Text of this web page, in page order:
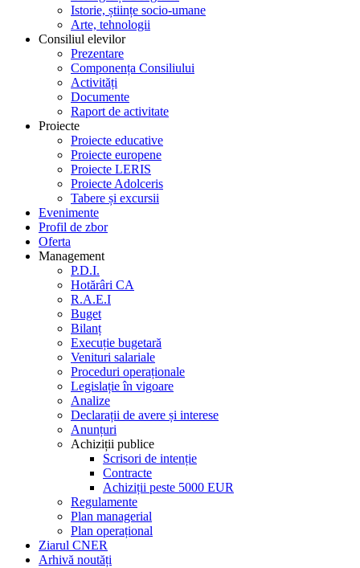
Istorie, științe socio-umane
Arte, tehnologii
Consiliul elevilor
Prezentare
Componența Consiliului
Activități
Documente
Raport de activitate
Proiecte
Proiecte educative
Proiecte europene
Proiecte LERIS
Proiecte Adolceris
Tabere și excursii
Evenimente
Profil de zbor
Oferta
Management
P.D.I.
Hotărâri CA
R.A.E.I
Buget
Bilanț
Execuție bugetară
Venituri salariale
Proceduri operaționale
Legislație în vigoare
Analize
Declarații de avere și interese
Anunțuri
Achiziții publice
Scrisori de intenție
Contracte
Achiziții peste 5000 EUR
Regulamente
Plan managerial
Plan operațional
Ziarul CNER
Arhivă noutăți